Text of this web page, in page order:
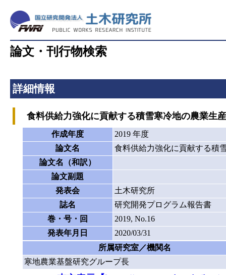
論文・刊行物検索
詳細情報
食料供給力強化に貢献する積雪寒冷地の農業生
作成年度
2019 年度
論文名
食料供給力強化に貢献する積
論文名（和訳）
論文副題
発表会
土木研究所
誌名
研究開発プログラム報告書
巻・号・回
2019, No.16
発表年月日
2020/03/31
所属研究室／機関名
寒地農業基盤研究グループ長